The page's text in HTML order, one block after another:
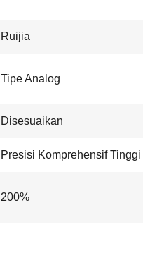
Ruijia
Tipe Analog
Disesuaikan
Presisi Komprehensif Tinggi
200%